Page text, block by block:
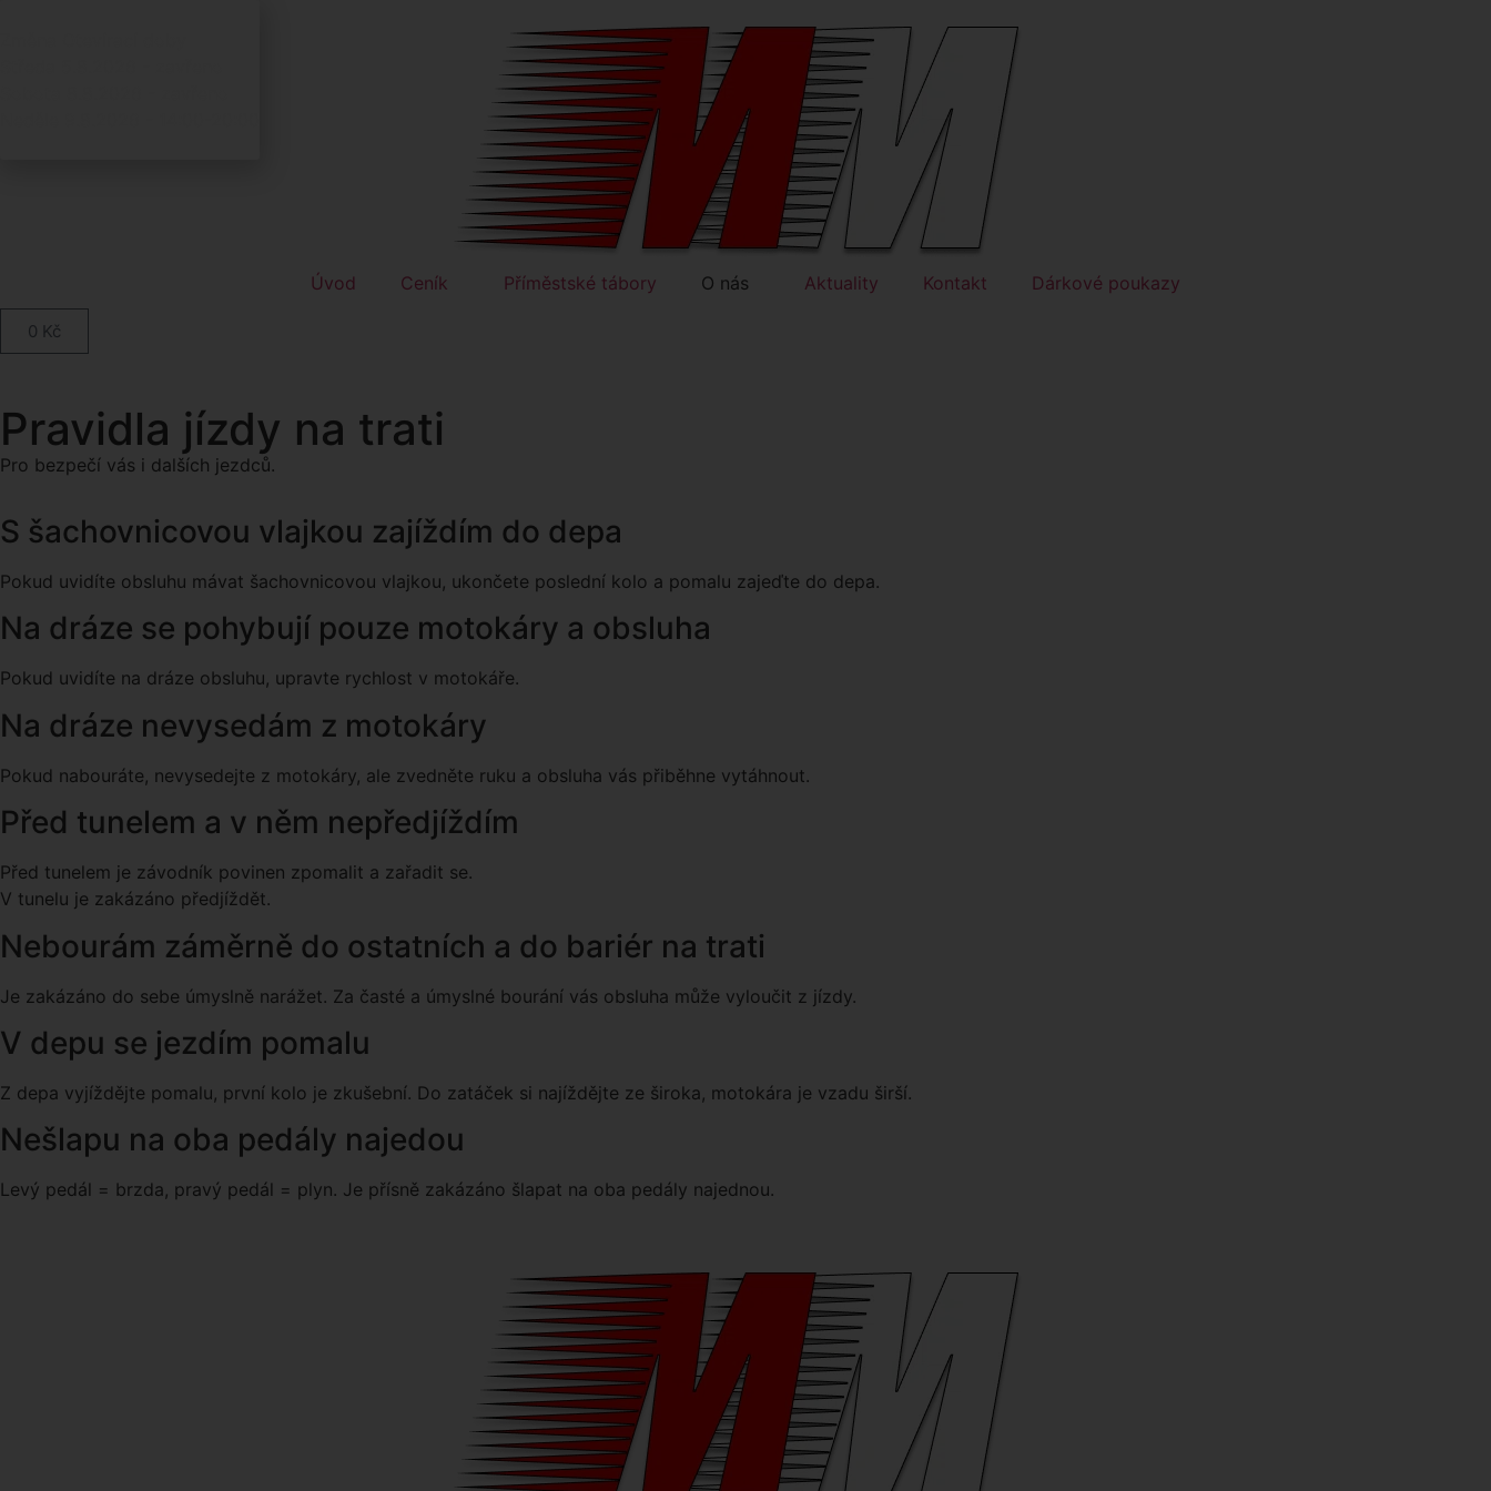
Úvod Ceník Příměstské tábory O nás Aktuality Kontakt Dárkové poukazy
0 Kč
Pravidla jízdy na trati
Pro bezpečí vás i dalších jezdců.
S šachovnicovou vlajkou zajíždím do depa
Pokud uvidíte obsluhu mávat šachovnicovou vlajkou, ukončete poslední kolo a pomalu zajeďte do depa.
Na dráze se pohybují pouze motokáry a obsluha
Pokud uvidíte na dráze obsluhu, upravte rychlost v motokáře.
Na dráze nevysedám z motokáry
Pokud nabouráte, nevysedejte z motokáry, ale zvedněte ruku a obsluha vás přiběhne vytáhnout.
Před tunelem a v něm nepředjíždím
Před tunelem je závodník povinen zpomalit a zařadit se.
V tunelu je zakázáno předjíždět.
Nebourám záměrně do ostatních a do bariér na trati
Je zakázáno do sebe úmyslně narážet. Za časté a úmyslné bourání vás obsluha může vyloučit z jízdy.
V depu se jezdím pomalu
Z depa vyjíždějte pomalu, první kolo je zkušební. Do zatáček si najíždějte ze široka, motokára je vzadu širší.
Nešlapu na oba pedály najedou
Levý pedál = brzda, pravý pedál = plyn. Je přísně zakázáno šlapat na oba pedály najednou.